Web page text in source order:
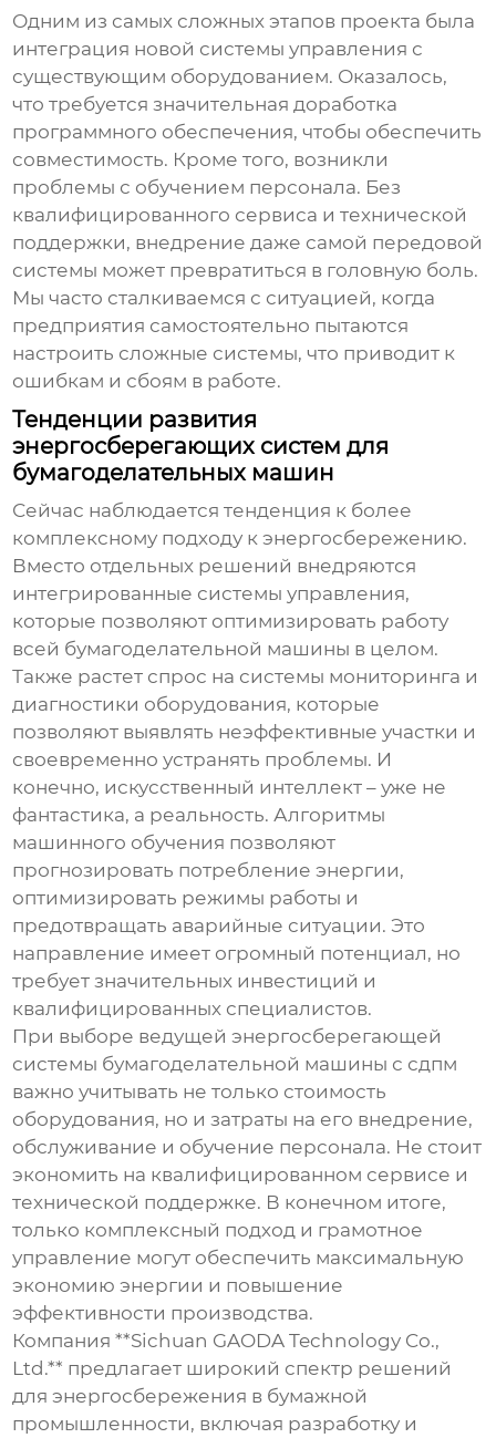
Одним из самых сложных этапов проекта была
интеграция новой системы управления с
существующим оборудованием. Оказалось,
что требуется значительная доработка
программного обеспечения, чтобы обеспечить
совместимость. Кроме того, возникли
проблемы с обучением персонала. Без
квалифицированного сервиса и технической
поддержки, внедрение даже самой передовой
системы может превратиться в головную боль.
Мы часто сталкиваемся с ситуацией, когда
предприятия самостоятельно пытаются
настроить сложные системы, что приводит к
ошибкам и сбоям в работе.
Тенденции развития
энергосберегающих систем для
бумагоделательных машин
Сейчас наблюдается тенденция к более
комплексному подходу к энергосбережению.
Вместо отдельных решений внедряются
интегрированные системы управления,
которые позволяют оптимизировать работу
всей бумагоделательной машины в целом.
Также растет спрос на системы мониторинга и
диагностики оборудования, которые
позволяют выявлять неэффективные участки и
своевременно устранять проблемы. И
конечно, искусственный интеллект – уже не
фантастика, а реальность. Алгоритмы
машинного обучения позволяют
прогнозировать потребление энергии,
оптимизировать режимы работы и
предотвращать аварийные ситуации. Это
направление имеет огромный потенциал, но
требует значительных инвестиций и
квалифицированных специалистов.
При выборе ведущей энергосберегающей
системы бумагоделательной машины с сдпм
важно учитывать не только стоимость
оборудования, но и затраты на его внедрение,
обслуживание и обучение персонала. Не стоит
экономить на квалифицированном сервисе и
технической поддержке. В конечном итоге,
только комплексный подход и грамотное
управление могут обеспечить максимальную
экономию энергии и повышение
эффективности производства.
Компания **Sichuan GAODA Technology Co.,
Ltd.** предлагает широкий спектр решений
для энергосбережения в бумажной
промышленности, включая разработку и